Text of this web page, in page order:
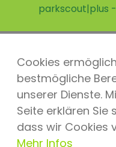
Cookies
bestmögliche
unserer Dienste.
Seite erklären
dass wir Cookies
Mehr Infos
parkscout|plus
parkscout.de 2026,